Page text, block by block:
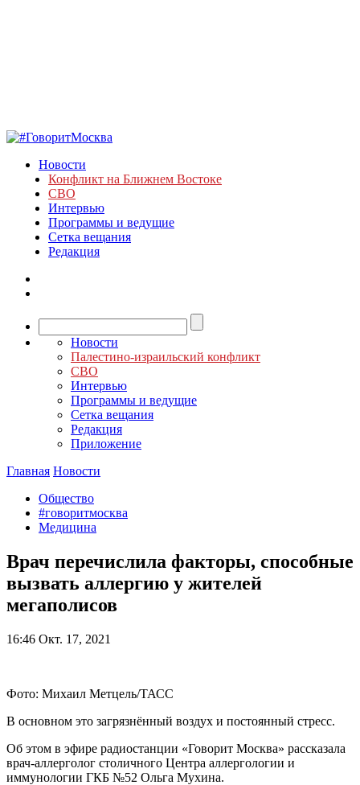
Новости
Конфликт на Ближнем Востоке
СВО
Интервью
Программы и ведущие
Сетка вещания
Редакция
Новости
Палестино-израильский конфликт
СВО
Интервью
Программы и ведущие
Сетка вещания
Редакция
Приложение
Главная Новости
Общество
#говоритмосква
Медицина
Врач перечислила факторы, способные
вызвать аллергию у жителей
мегаполисов
16:46 Окт. 17, 2021
Фото: Михаил Метцель/ТАСС
В основном это загрязнённый воздух и постоянный стресс.
Об этом в эфире радиостанции «Говорит Москва» рассказала
врач-аллерголог столичного Центра аллергологии и
иммунологии ГКБ №52 Ольга Мухина.